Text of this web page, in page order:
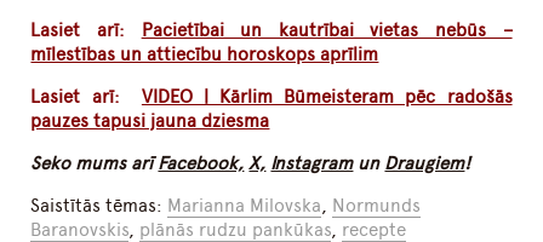
Lasiet arī: Pacietībai un kautrībai vietas nebūs –
mīlestības un attiecību horoskops aprīlim
Lasiet arī: VIDEO | Kārlim Būmeisteram pēc radošās
pauzes tapusi jauna dziesma
Seko mums arīFacebook, X, Instagramun Draugiem!
Saistītās tēmas: Marianna Milovska, Normunds
Baranovskis, plānās rudzu pankūkas, recepte